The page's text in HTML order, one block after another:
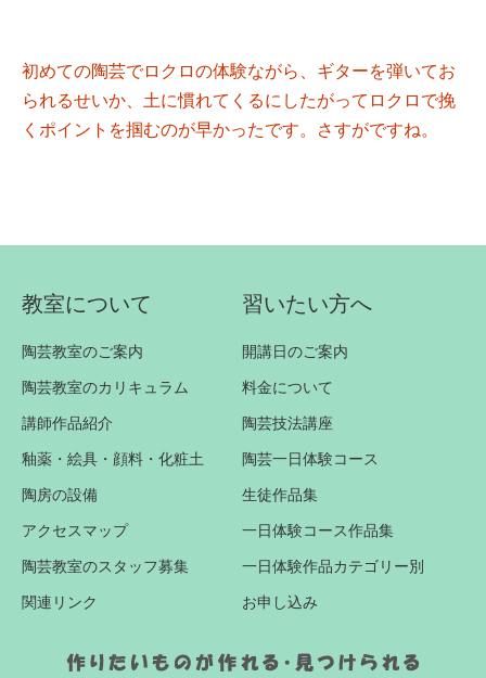
初めての陶芸でロクロの体験ながら、ギターを弾いてお
られるせいか、土に慣れてくるにしたがってロクロで挽
くポイントを掴むのが早かったです。さすがですね。
教室について
陶芸教室のご案内
陶芸教室のカリキュラム
講師作品紹介
釉薬・絵具・顔料・化粧土
陶房の設備
アクセスマップ
陶芸教室のスタッフ募集
関連リンク
習いたい方へ
開講日のご案内
料金について
陶芸技法講座
陶芸一日体験コース
生徒作品集
一日体験コース作品集
一日体験作品カテゴリー別
お申し込み